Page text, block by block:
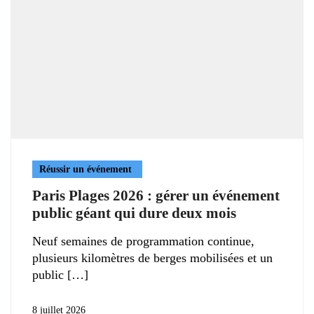
Réussir un événement
Paris Plages 2026 : gérer un événement
public géant qui dure deux mois
Neuf semaines de programmation continue,
plusieurs kilomètres de berges mobilisées et un
public
8 juillet 2026